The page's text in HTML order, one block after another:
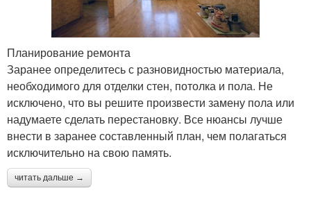
Планирование ремонта
Заранее определитесь с разновидностью материала,
необходимого для отделки стен, потолка и пола. Не
исключено, что вы решите произвести замену пола или
надумаете сделать перестановку. Все нюансы лучше
внести в заранее составленный план, чем полагаться
исключительно на свою память.
читать дальше →